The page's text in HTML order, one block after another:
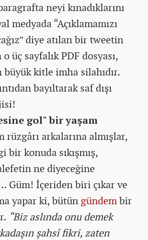
neyi kınadıklarını
medyada “Açıklamamızı
diye atılan bir tweetin
üç sayfalık PDF dosyası,
kitle imha silahıdır.
bayıltarak saf dışı
gol" bir yaşam
rüzgârı arkalarına almışlar,
konuda sıkışmış,
ne diyeceğine
Güm! İçeriden biri çıkar ve
yapar ki, bütün gündembir
“Biz aslında onu demek
şahsî fikri, zaten